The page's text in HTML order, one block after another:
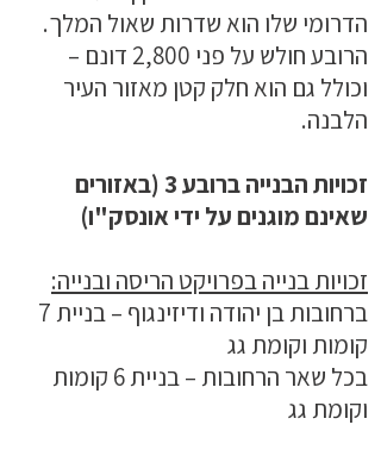
הדרומי שלו הוא שדרות שאול המלך.
הרובע חולש על פני 2,800 דונם –
וכולל גם הוא חלק קטן מאזור העיר
הלבנה.
זכויות הבנייה ברובע 3 (באזורים
שאינם מוגנים על ידי אונסק"ו)
זכויות בנייה בפרויקט הריסה ובנייה:
ברחובות בן יהודה ודיזינגוף – בניית 7
קומות וקומת גג
בכל שאר הרחובות – בניית 6 קומות
וקומת גג